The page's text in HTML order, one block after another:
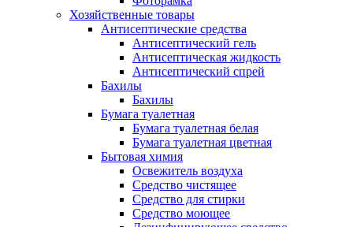
Хозяйственные товары
Антисептические средства
Антисептический гель
Антисептическая жидкость
Антисептический спрей
Бахилы
Бахилы
Бумага туалетная
Бумага туалетная белая
Бумага туалетная цветная
Бытовая химия
Освежитель воздуха
Средство чистящее
Средство для стирки
Средство моющее